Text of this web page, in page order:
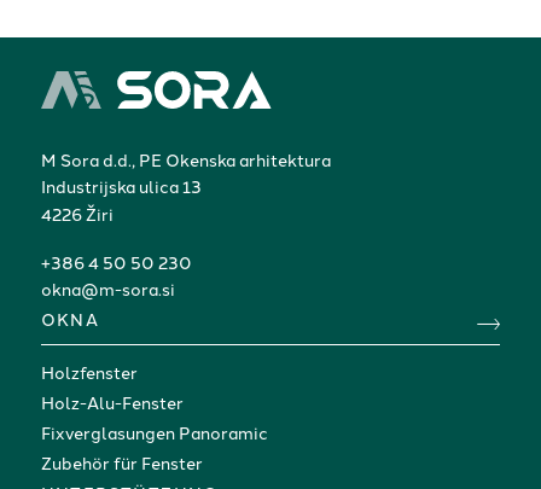
M Sora d.d., PE Okenska arhitektura
Industrijska ulica 13
4226 Žiri
+386 4 50 50 230
okna@m-sora.si
OKNA
Holzfenster
Holz-Alu-Fenster
Fixverglasungen Panoramic
Zubehör für Fenster